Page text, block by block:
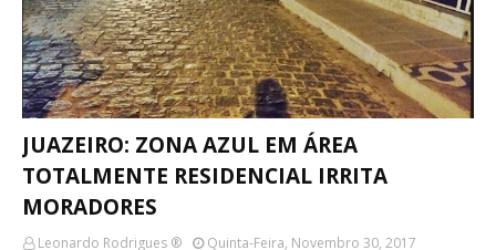
JUAZEIRO: ZONA AZUL EM ÁREA
TOTALMENTE RESIDENCIAL IRRITA
MORADORES
Leonardo Rodrigues ®
Quinta-Feira, Novembro 30, 2017